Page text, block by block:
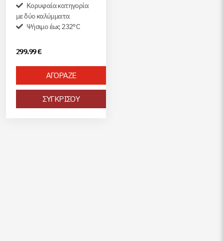
Κορυφαία κατηγορία
με δύο καλύμματα
Ψήσιμο έως 232°C
299.99€
ΑΓΟΡΑΖΕ
ΣΥΓΚΡΙΣΟΥ